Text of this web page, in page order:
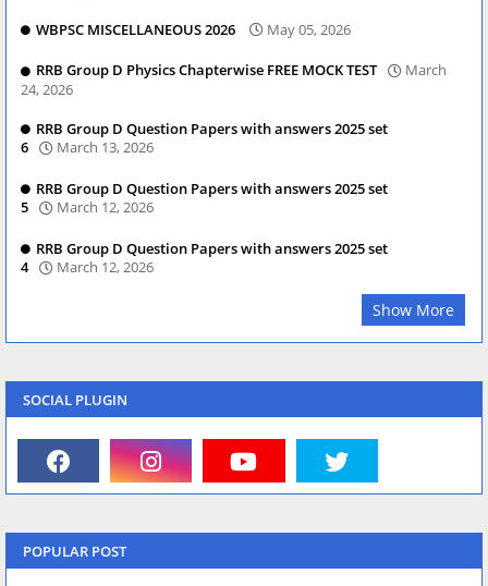
WBPSC MISCELLANEOUS 2026 May 05, 2026
RRB Group D Physics Chapterwise FREE MOCK TEST
March
24, 2026
RRB Group D Question Papers with answers 2025 set
6
March 13, 2026
RRB Group D Question Papers with answers 2025 set
5
March 12, 2026
RRB Group D Question Papers with answers 2025 set
4
March 12, 2026
Show More
SOCIAL PLUGIN
POPULAR POST